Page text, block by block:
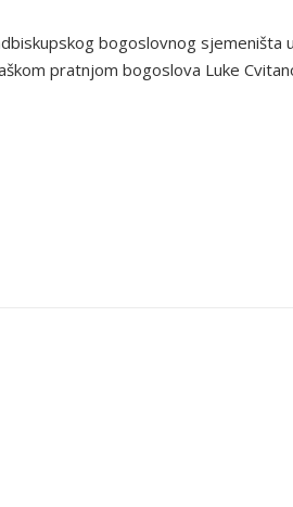
bogoslovnog sjemeništa u
pratnjom bogoslova Luke